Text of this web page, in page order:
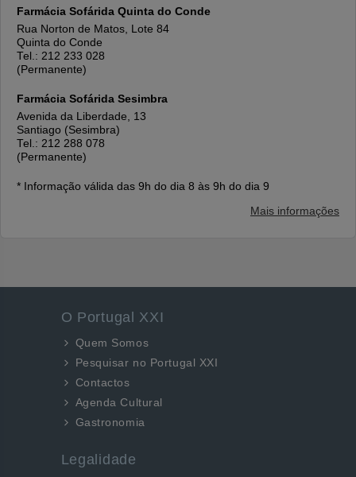
Farmácia Sofárida Quinta do Conde
Rua Norton de Matos, Lote 84
Quinta do Conde
Tel.: 212 233 028
(Permanente)
Farmácia Sofárida Sesimbra
Avenida da Liberdade, 13
Santiago (Sesimbra)
Tel.: 212 288 078
(Permanente)
* Informação válida das 9h do dia 8 às 9h do dia 9
Mais informações
O Portugal XXI
Quem Somos
Pesquisar no Portugal XXI
Contactos
Agenda Cultural
Gastronomia
Legalidade